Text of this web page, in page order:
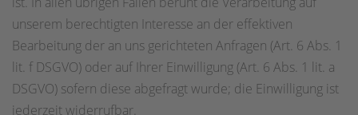
unserem berechtigten Interesse an der effektiven
Bearbeitung der an uns gerichteten Anfragen (Art. 6 Abs. 1
lit. f DSGVO) oder auf Ihrer Einwilligung (Art. 6 Abs. 1 lit. a
DSGVO) sofern diese abgefragt wurde; die Einwilligung ist
jederzeit widerrufbar.